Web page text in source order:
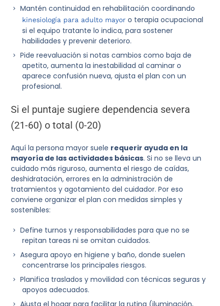
Mantén continuidad en rehabilitación coordinando
kinesiología para adulto mayor o terapia ocupacional
si el equipo tratante lo indica, para sostener
habilidades y prevenir deterioro.
Pide reevaluación si notas cambios como baja de
apetito, aumenta la inestabilidad al caminar o
aparece confusión nueva, ajusta el plan con un
profesional.
Si el puntaje sugiere dependencia severa
(21-60) o total (0-20)
Aquí la persona mayor suele requerir ayuda en la
mayoría de las actividades básicas. Si no se lleva un
cuidado más riguroso, aumenta el riesgo de caídas,
deshidratación, errores en la administración de
tratamientos y agotamiento del cuidador. Por eso
conviene organizar el plan con medidas simples y
sostenibles:
Define turnos y responsabilidades para que no se
repitan tareas ni se omitan cuidados.
Asegura apoyo en higiene y baño, donde suelen
concentrarse los principales riesgos.
Planifica traslados y movilidad con técnicas seguras y
apoyos adecuados.